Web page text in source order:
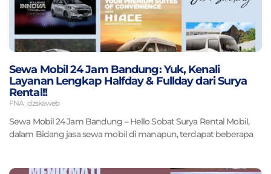
Sewa Mobil 24 Jam Bandung: Yuk, Kenali
Layanan Lengkap Halfday & Fullday dari Surya
Rental!!
FNA_dzskaweb
Sewa Mobil 24 Jam Bandung – Hello Sobat Surya Rental Mobil,
dalam Bidang jasa sewa mobil di manapun, terdapat beberapa